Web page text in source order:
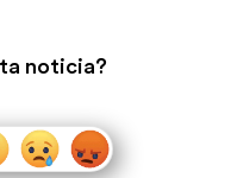
noticia?